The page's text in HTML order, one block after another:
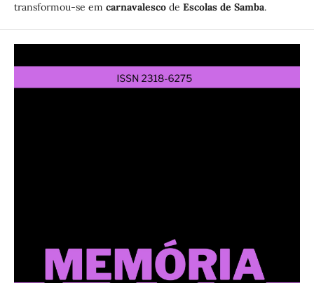
transformou-se em carnavalescode Escolas de Samba.